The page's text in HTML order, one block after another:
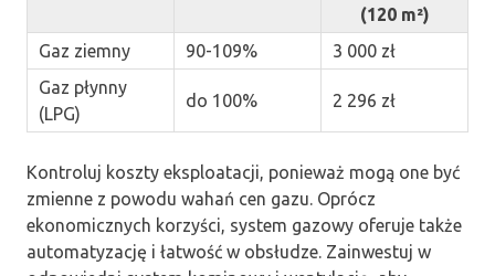
(120 m²)
Gaz ziemny
90-109%
3 000 zł
Gaz płynny
(LPG)
do 100% 2 296 zł
Kontroluj koszty eksploatacji, ponieważ mogą one być
zmienne z powodu wahań cen gazu. Oprócz
ekonomicznych korzyści, system gazowy oferuje także
automatyzację i łatwość w obsłudze. Zainwestuj w